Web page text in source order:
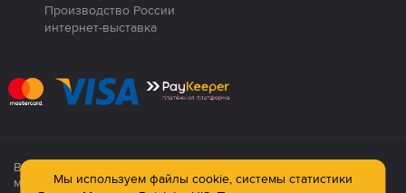
Производство России
интернет-выставка
Все продукция сертифицирована. Использование
материалов сайта строго запрещено!
Мы используем файлы cookie, системы статистики